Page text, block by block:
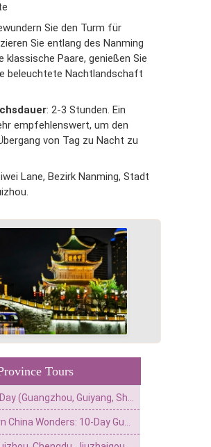
Sie den Turm für
Sie entlang des Nanming
klassische Paare, genießen Sie
beleuchtete Nachtlandschaft
: 2-3 Stunden. Ein
empfehlenswert, um den
von Tag zu Nacht zu
Lane, Bezirk Nanming, Stadt
Tours